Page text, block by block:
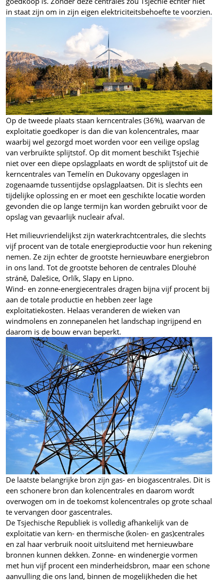
in staat zijn om in zijn eigen elektriciteitsbehoefte te voorzien.
Op de tweede plaats staan kerncentrales (36%), waarvan de
exploitatie goedkoper is dan die van kolencentrales, maar
waarbij wel gezorgd moet worden voor een veilige opslag
van verbruikte splijtstof. Op dit moment beschikt Tsjechië
niet over een diepe opslagplaats en wordt de splijtstof uit de
kerncentrales van Temelín en Dukovany opgeslagen in
zogenaamde tussentijdse opslagplaatsen. Dit is slechts een
tijdelijke oplossing en er moet een geschikte locatie worden
gevonden die op lange termijn kan worden gebruikt voor de
opslag van gevaarlijk nucleair afval.
Het milieuvriendelijkst zijn waterkrachtcentrales, die slechts
vijf procent van de totale energieproductie voor hun rekening
nemen. Ze zijn echter de grootste hernieuwbare energiebron
in ons land. Tot de grootste behoren de centrales Dlouhé
stráně, Dalešice, Orlík, Slapy en Lipno.
Wind- en zonne-energiecentrales dragen bijna vijf procent bij
aan de totale productie en hebben zeer lage
exploitatiekosten. Helaas veranderen de wieken van
windmolens en zonnepanelen het landschap ingrijpend en
daarom is de bouw ervan beperkt.
De laatste belangrijke bron zijn gas- en biogascentrales. Dit is
een schonere bron dan kolencentrales en daarom wordt
overwogen om in de toekomst kolencentrales op grote schaal
te vervangen door gascentrales.
De Tsjechische Republiek is volledig afhankelijk van de
exploitatie van kern- en thermische (kolen- en gas)centrales
en zal haar verbruik nooit uitsluitend met hernieuwbare
bronnen kunnen dekken. Zonne- en windenergie vormen
met hun vijf procent een minderheidsbron, maar een schone
aanvulling die ons land, binnen de mogelijkheden die het